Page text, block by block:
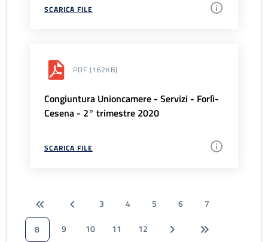
SCARICA FILE
PDF (162KB)
Congiuntura Unioncamere - Servizi - Forlì-
Cesena - 2° trimestre 2020
SCARICA FILE
3 4 5 6
7
8
9 10 11 12